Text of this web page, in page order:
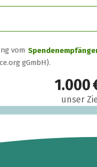
vom
gGmbH).
1.000
unser